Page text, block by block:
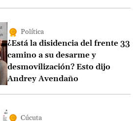
Política
¿Está la disidencia del frente 33
camino a su desarme y
desmovilización? Esto dijo
Andrey Avendaño
Cúcuta